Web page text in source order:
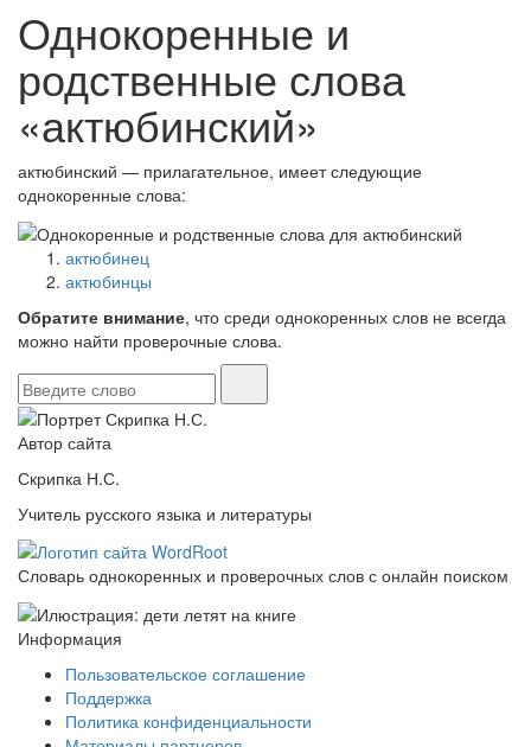
Однокоренные и
родственные слова
«актюбинский»
актюбинский — прилагательное, имеет следующие
однокоренные слова:
актюбинец
актюбинцы
Обратите внимание, что среди однокоренных слов не всегда
можно найти проверочные слова.
Автор сайта
Скрипка Н.С.
Учитель русского языка и литературы
Словарь однокоренных и проверочных слов с онлайн поиском
Информация
Пользовательское соглашение
Поддержка
Политика конфиденциальности